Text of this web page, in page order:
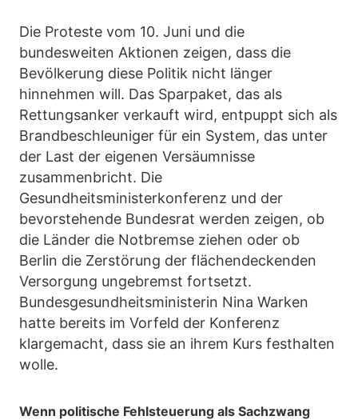
Die Proteste vom 10. Juni und die
bundesweiten Aktionen zeigen, dass die
Bevölkerung diese Politik nicht länger
hinnehmen will. Das Sparpaket, das als
Rettungsanker verkauft wird, entpuppt sich als
Brandbeschleuniger für ein System, das unter
der Last der eigenen Versäumnisse
zusammenbricht. Die
Gesundheitsministerkonferenz und der
bevorstehende Bundesrat werden zeigen, ob
die Länder die Notbremse ziehen oder ob
Berlin die Zerstörung der flächendeckenden
Versorgung ungebremst fortsetzt.
Bundesgesundheitsministerin Nina Warken
hatte bereits im Vorfeld der Konferenz
klargemacht, dass sie an ihrem Kurs festhalten
wolle.
Wenn politische Fehlsteuerung als Sachzwang